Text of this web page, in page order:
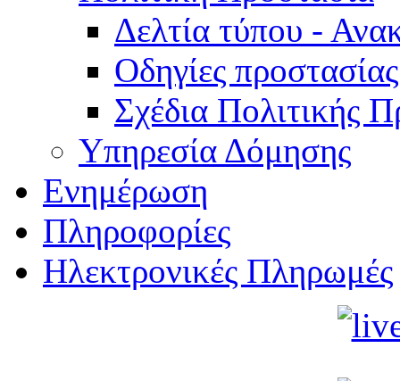
Δελτία τύπου -
Οδηγίες προστασίας
Σχέδια Πολιτικής
Υπηρεσία Δόμησης
Ενημέρωση
Πληροφορίες
Ηλεκτρονικές Πληρωμές